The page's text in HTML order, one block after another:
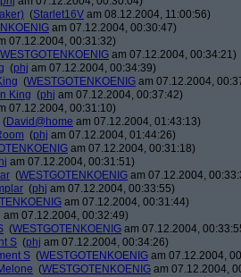
(Starlet16V am 08.12.2004, 11:00:56)
am 07.12.2004, 00:30:47)
07.12.2004, 00:31:32)
WESTGOTENKOENIG am 07.12.2004, 00:34:21)
(phj am 07.12.2004, 00:34:39)
(WESTGOTENKOENIG am 07.12.2004,
King (phj am 07.12.2004, 00:37:42)
07.12.2004, 00:31:10)
(David@home am 07.12.2004, 01:43:13)
(phj am 07.12.2004, 01:44:26)
am 07.12.2004, 00:31:18)
am 07.12.2004, 00:31:51)
(WESTGOTENKOENIG am 07.12.2004,
(phj am 07.12.2004, 00:33:55)
am 07.12.2004, 00:31:44)
am 07.12.2004, 00:32:49)
(WESTGOTENKOENIG am 07.12.2004,
S (phj am 07.12.2004, 00:34:26)
S (WESTGOTENKOENIG am 07.12.2004,
(WESTGOTENKOENIG am 07.12.2004,